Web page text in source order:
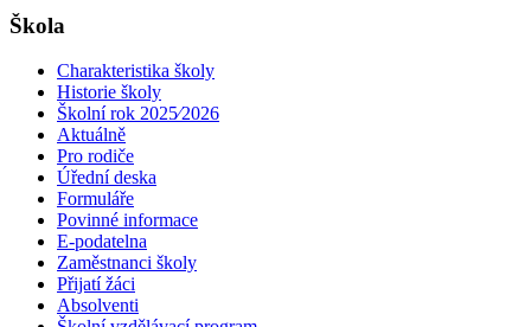
Škola
Charakteristika školy
Historie školy
Školní rok 2025⁄2026
Aktuálně
Pro rodiče
Úřední deska
Formuláře
Povinné informace
E-podatelna
Zaměstnanci školy
Přijatí žáci
Absolventi